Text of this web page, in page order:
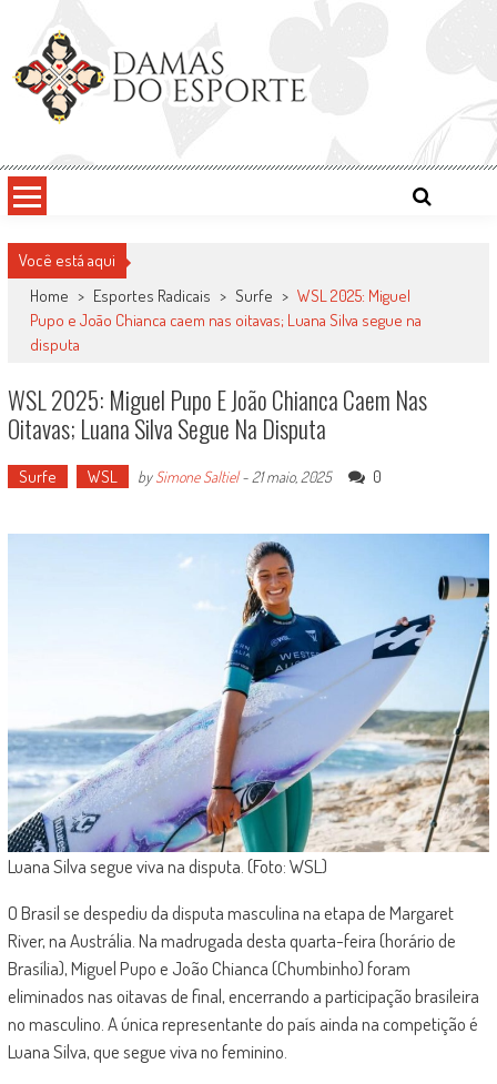
content
Damas do Esporte
Você está aqui
Home > Esportes Radicais > Surfe > WSL 2025: Miguel
Pupo e João Chianca caem nas oitavas; Luana Silva segue na
disputa
WSL 2025: Miguel Pupo E João Chianca Caem Nas
Oitavas; Luana Silva Segue Na Disputa
Surfe WSL bySimone Saltiel- 21 maio, 2025 0
Luana Silva segue viva na disputa. (Foto: WSL)
O Brasil se despediu da disputa masculina na etapa de Margaret
River, na Austrália. Na madrugada desta quarta-feira (horário de
Brasília), Miguel Pupo e João Chianca (Chumbinho) foram
eliminados nas oitavas de final, encerrando a participação brasileira
no masculino. A única representante do país ainda na competição é
Luana Silva, que segue viva no feminino.